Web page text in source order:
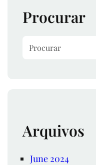
Procurar
Arquivos
June 2024